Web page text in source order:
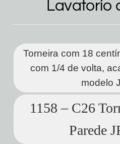
Lavatorio
Torneira com 18
com 1/4 de volta,
modelo
1158 – C26
Parede